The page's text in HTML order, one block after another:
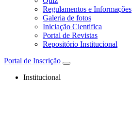
Regulamentos e Informações
Galeria de fotos
Iniciação Cientifica
Portal de Revistas
Repositório Institucional
Portal de Inscrição
Institucional